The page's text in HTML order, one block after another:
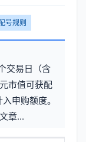
号规则
交易日（含
市值可获配
申购额度。
章...